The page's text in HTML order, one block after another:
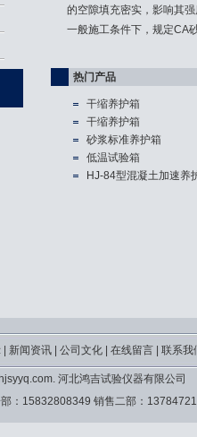
的空隙填充密实，影响其
一般施工条件下，规定CA
热门产品
干缩养护箱
干缩养护箱
砂浆标准养护箱
低温试验箱
HJ-84型混凝土加速养护
| 新闻资讯| 公司文化| 在线留言| 联系我
河北鸿吉试验仪器有限公司
：15832808349 销售二部：